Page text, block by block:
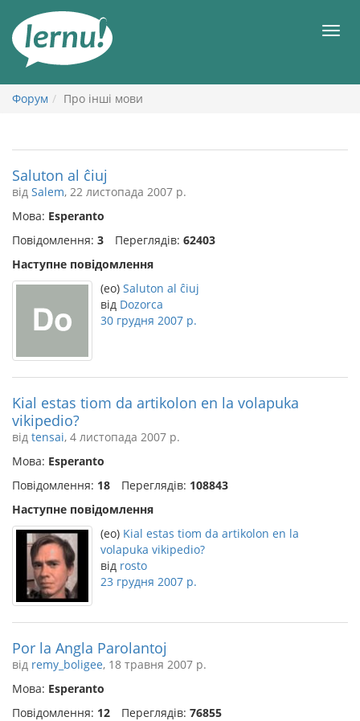
змісту
Форум Про інші мови
Saluton al ĉiuj
від Salem, 22 листопада 2007 р.
Мова: Esperanto
Повідомлення: 3 Переглядів: 62403
Наступне повідомлення
(eo) Saluton al ĉiuj
від Dozorca
30 грудня 2007 р.
Kial estas tiom da artikolon en la volapuka
vikipedio?
від tensai, 4 листопада 2007 р.
Мова: Esperanto
Повідомлення: 18 Переглядів: 108843
Наступне повідомлення
(eo) Kial estas tiom da artikolon en la
volapuka vikipedio?
від rosto
23 грудня 2007 р.
Por la Angla Parolantoj
від remy_boligee, 18 травня 2007 р.
Мова: Esperanto
Повідомлення: 12 Переглядів: 76855